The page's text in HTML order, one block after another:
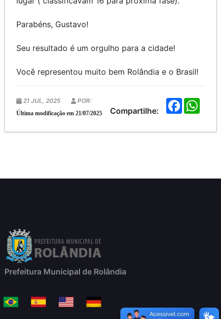
Parabéns, Gustavo!
Seu resultado é um orgulho para a cidade!
Você representou muito bem Rolândia e o Brasil!
Compartilhe:
F
a
b
s
21 JUL, 2025 POR:
Última modificação em 21/07/2025
Prefeitura Municipal de Rolândia